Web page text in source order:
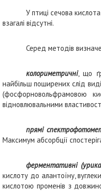
У птиці сечова
взагалі відсутні.
Серед методів
колориметричні, що
найбільш поширених слід
(фосфорновольфрамовою
відновлювальними
прямі
Максимум абсорбції
ферментативні
кислоту до алантоїну,
кислотою променів з